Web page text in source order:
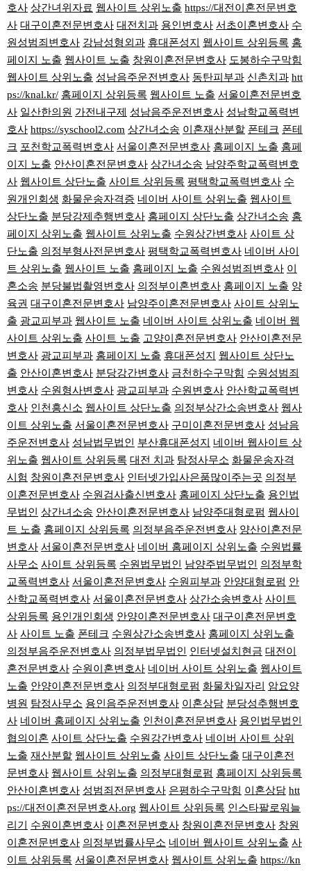
호사 상간녀위자료 웹사이트 상위노출 https://대전이혼전문변호
사 대구이혼전문변호사 대전치과 용인변호사 서초이혼변호사 수
원성범죄변호사 강남성형외과 휴대폰성지 웹사이트 상위등록 홈
페이지 노출 웹사이트 노출 창원이혼전문변호사 도봉하수구막힘
웹사이트 상위노출 성남음주운전변호사 동탄피부과 신촌치과 htt
ps://knal.kr/ 홈페이지 상위등록 웹사이트 노출 서울이혼전문변호
사 일산한의원 가전내구제 성남음주운전변호사 성남학교폭력변
호사 https://syschool2.com 상간녀소송 이혼재산분할 폰테크 폰테
크 포천학교폭력변호사 서울이혼전문변호사 홈페이지 노출 홈페
이지 노출 안산이혼전문변호사 상간녀소송 남양주학교폭력변호
사 웹사이트 상단노출 사이트 상위등록 평택학교폭력변호사 수
원개인회생 화물운송자격증 네이버 사이트 상위노출 웹사이트
상단노출 분당강제추행변호사 홈페이지 상단노출 상간녀소송 홈
페이지 상위노출 웹사이트 상위노출 수원상간변호사 사이트 상
단노출 의정부형사전문변호사 평택학교폭력변호사 네이버 사이
트 상위노출 웹사이트 노출 홈페이지 노출 수원성범죄변호사 이
혼소송 분당불법촬영변호사 의정부이혼변호사 홈페이지 노출 양
육권 대구이혼전문변호사 남양주이혼전문변호사 사이트 상위노
출 광교피부과 웹사이트 노출 네이버 사이트 상위노출 네이버 웹
사이트 상위노출 사이트 노출 고양이혼전문변호사 안산이혼전문
변호사 광교피부과 홈페이지 노출 휴대폰성지
웹사이트 상단노
출 안산이혼변호사 분당강간변호사 금천하수구막힘 수원성범죄
변호사 수원형사변호사 광교피부과 수원변호사 안산학교폭력변
호사 인천흥신소 웹사이트 상단노출 의정부상간소송변호사 웹사
이트 상위노출 서울이혼전문변호사 구미이혼전문변호사 성남음
주운전변호사 성남법무법인 부산휴대폰성지
네이버 웹사이트 상
위노출 웹사이트 상위등록 대전 치과 탐정사무소 화물운송자격
시험 창원이혼전문변호사 인터넷가입사은품많이주는곳 의정부
이혼전문변호사 수원검사출신변호사 홈페이지 상단노출 용인법
무법인
상간녀소송 안산이혼전문변호사 남양주대형로펌 웹사이
트 노출 홈페이지 상위등록 의정부음주운전변호사 양산이혼전문
변호사 서울이혼전문변호사 네이버 홈페이지 상위노출 수원법률
사무소 사이트 상위등록 수원법무법인 남양주법무법인
의정부학
교폭력변호사 서울이혼전문변호사 수원피부과 안양대형로펌 안
산학교폭력변호사 서울이혼전문변호사 상간소송변호사 사이트
상위등록 용인개인회생 안양이혼전문변호사 대구이혼전문변호
사 사이트 노출 폰테크 수원상간소송변호사 홈페이지 상위노출
의정부음주운전변호사 의정부법무법인 인터넷설치현금 대전이
혼전문변호사 수원이혼변호사 네이버 사이트 상위노출 웹사이트
노출 안양이혼전문변호사 의정부대형로펌 화물차일자리
암요양
병원 탐정사무소 용인음주운전변호사 이혼상담 분당성추행변호
사 네이버 홈페이지 상위노출 인천이혼전문변호사 용인법무법인
협의이혼 사이트 상단노출 수원강간변호사 네이버 사이트 상위
노출 재산분할 웹사이트 상위노출 사이트 상단노출 대구이혼전
문변호사 웹사이트 상위노출 의정부대형로펌 홈페이지 상위등록
안산이혼변호사 성범죄전문변호사 은평하수구막힘 이혼상담 htt
ps://대전이혼전문변호사.org 웹사이트 상위등록 인스타팔로워늘
리기
수원이혼변호사 이혼전문변호사 창원이혼전문변호사 창원
이혼전문변호사 의정부법률사무소 네이버 웹사이트 상위노출 사
이트 상위등록 서울이혼전문변호사 웹사이트 상위노출 https://kn